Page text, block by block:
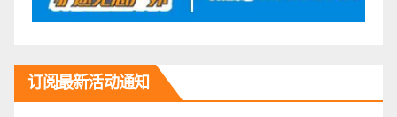
订阅最新活动通知